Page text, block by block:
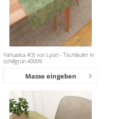
Yahualica #3J von Lysel - Tischläufer in
schilfgrün 40009
Masse eingeben